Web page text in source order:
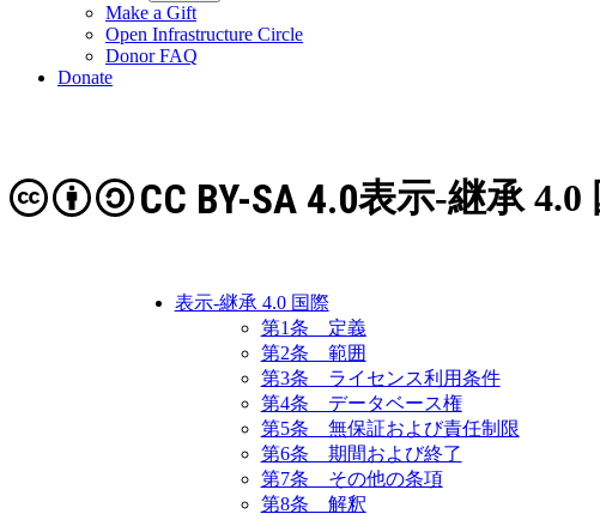
Make a Gift
Open Infrastructure Circle
Donor FAQ
Donate
表示-継承 4.0
CC BY-SA 4.0
表示-継承 4.0 国際
第1条 定義
第2条 範囲
第3条 ライセンス利用条件
第4条 データベース権
第5条 無保証および責任制限
第6条 期間および終了
第7条 その他の条項
第8条 解釈